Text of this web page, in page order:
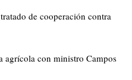
de cooperación contra
agrícola con ministro Campos